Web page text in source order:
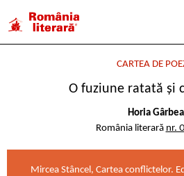
CARTEA DE
O fuziune ratată și
Horia Gârbea
România literară nr.
Mircea Stâncel, Cartea conflictelor.